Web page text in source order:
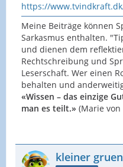
https://
Meine Beiträge können
Sarkasmus enthalten.
und dienen dem
Rechtschreibung und
Leserschaft. Wer einen
behalten und
«Wissen – das einzige
man es teilt.» (Marie von
kleiner